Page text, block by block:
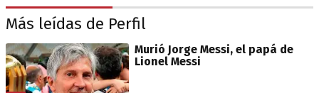
Más leídas de Perfil
Murió Jorge Messi, el papá de
Lionel Messi